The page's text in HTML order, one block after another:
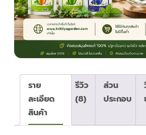
ราย
ละเอียด
สินค้า
รีวิว
(8)
ส่วน
ประกอบ